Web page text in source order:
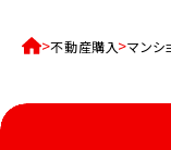
不動産購入 マンシ